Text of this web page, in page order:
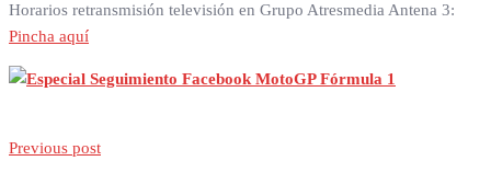
Horarios retransmisión televisión en Grupo Atresmedia Antena 3:
Pincha aquí
Previous post